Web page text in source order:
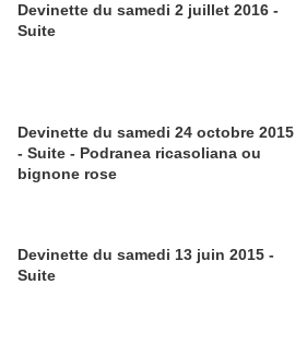
Devinette du samedi 2 juillet 2016 -
Suite
Devinette du samedi 24 octobre 2015
- Suite - Podranea ricasoliana ou
bignone rose
Devinette du samedi 13 juin 2015 -
Suite